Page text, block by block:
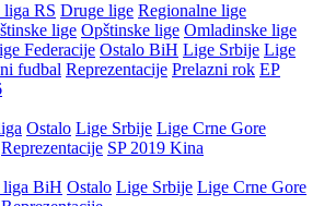
liga RS Druge lige Regionalne lige
lige Opštinske lige Omladinske lige
Federacije Ostalo BiH Lige Srbije Lige
fudbal Reprezentacije Prelazni rok EP
Ostalo Lige Srbije Lige Crne Gore
Reprezentacije SP 2019 Kina
liga BiH Ostalo Lige Srbije Lige Crne Gore